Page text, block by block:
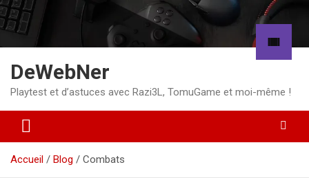
Aller
au
contenu
DeWebNer
Playtest et d’astuces avec Razi3L, TomuGame et moi-même !
Accueil Blog Combats